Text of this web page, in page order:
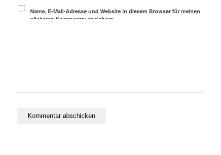
Name, E-Mail-Adresse und Website in diesem Browser für meinen
nächsten Kommentar speichern.